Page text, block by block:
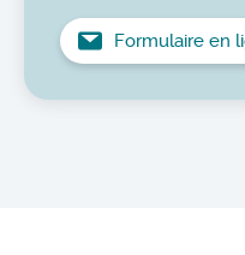
Formulaire en